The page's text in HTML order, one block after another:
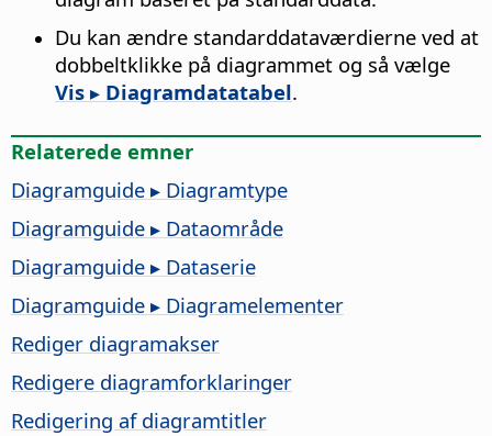
Du kan ændre standarddataværdierne ved at
dobbeltklikke på diagrammet og så vælge
Vis ▸ Diagramdatatabel.
Relaterede emner
Diagramguide ▸ Diagramtype
Diagramguide ▸ Dataområde
Diagramguide ▸ Dataserie
Diagramguide ▸ Diagramelementer
Rediger diagramakser
Redigere diagramforklaringer
Redigering af diagramtitler